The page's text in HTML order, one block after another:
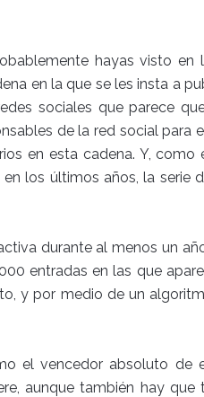
hayas visto
en la que se les insta a
sociales que parece
de la red social para
en esta cadena. Y,
los últimos años, la serie
durante al menos un
entradas en las que
y por medio de un
el vencedor absoluto de
aunque también hay